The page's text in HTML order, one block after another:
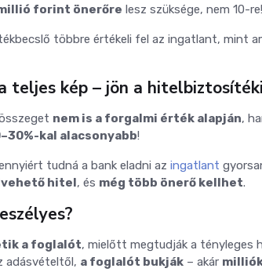
forint önerőre lesz szüksége, nem 10-re!
többre értékeli fel az ingatlant, mint
teljes kép – jön a
nem is a forgalmi érték alapján,
kal alacsonyabb!
tudná a bank eladni az ingatlant
hitel, és még több önerő kellhet.
a foglalót, mielőtt megtudják a tényleges
adásvételtől, a foglalót bukják – akár